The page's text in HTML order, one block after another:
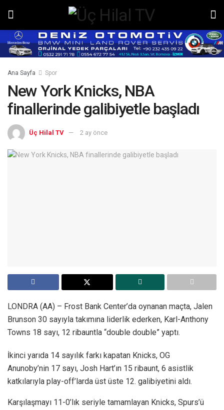
Ana Sayfa Spor
New York Knicks, NBA
finallerinde galibiyetle başladı
Üç Hilal TV 2 ay önce
LONDRA (AA) – Frost Bank Center’da oynanan maçta, Jalen
Brunson 30 sayıyla takımına liderlik ederken, Karl-Anthony
Towns 18 sayı, 12 ribauntla “double double” yaptı.
İkinci yarıda 14 sayılık farkı kapatan Knicks, OG
Anunoby’nin 17 sayı, Josh Hart’ın 15 ribaunt, 6 asistlik
katkılarıyla play-off’larda üst üste 12. galibiyetini aldı.
Karşılaşmayı 11-0’lık seriyle tamamlayan Knicks, Spurs’ü